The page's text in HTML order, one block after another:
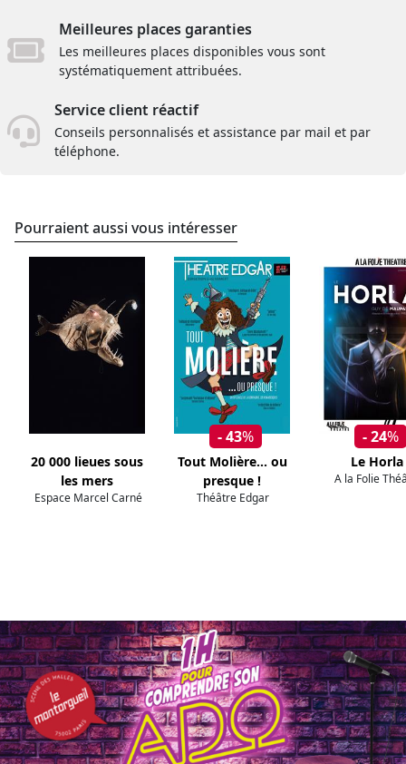
Meilleures places garanties
Les meilleures places disponibles vous sont
systématiquement attribuées.
Service client réactif
Conseils personnalisés et assistance par mail et par
téléphone.
Pourraient aussi vous intéresser
20 000 lieues sous
les mers
Espace Marcel Carné
- 43%
Tout Molière... ou
presque !
Théâtre Edgar
- 24%
Le Horla
A la Folie